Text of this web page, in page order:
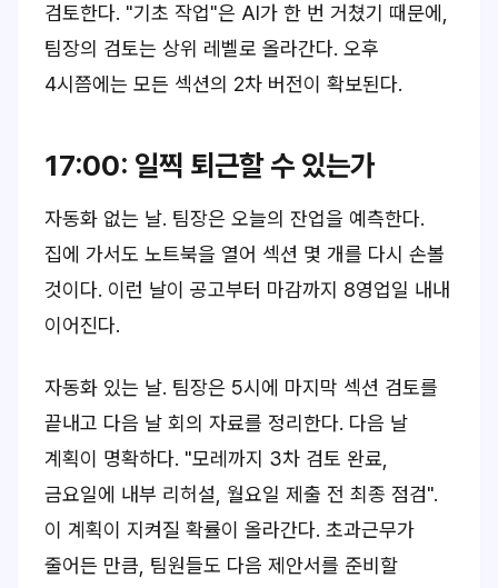
검토한다. "기초 작업"은 AI가 한 번 거쳤기 때문에,
팀장의 검토는 상위 레벨로 올라간다. 오후
4시쯤에는 모든 섹션의 2차 버전이 확보된다.
17:00: 일찍 퇴근할 수 있는가
자동화 없는 날. 팀장은 오늘의 잔업을 예측한다.
집에 가서도 노트북을 열어 섹션 몇 개를 다시 손볼
것이다. 이런 날이 공고부터 마감까지 8영업일 내내
이어진다.
자동화 있는 날. 팀장은 5시에 마지막 섹션 검토를
끝내고 다음 날 회의 자료를 정리한다. 다음 날
계획이 명확하다. "모레까지 3차 검토 완료,
금요일에 내부 리허설, 월요일 제출 전 최종 점검".
이 계획이 지켜질 확률이 올라간다. 초과근무가
줄어든 만큼, 팀원들도 다음 제안서를 준비할